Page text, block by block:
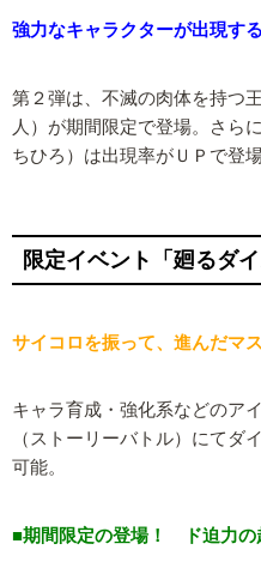
強力なキャラクターが出現す
第２弾は、不滅の肉体を持つ
人）が期間限定で登場。さら
ちひろ）は出現率がＵＰで登場
限定イベント「廻るダ
サイコロを振って、進んだマ
キャラ育成・強化系などのア
（ストーリーバトル）にてダ
可能。
■期間限定の登場！ ド迫力の